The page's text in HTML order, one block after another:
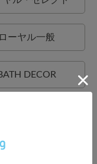
ローヤル一般
DECOR